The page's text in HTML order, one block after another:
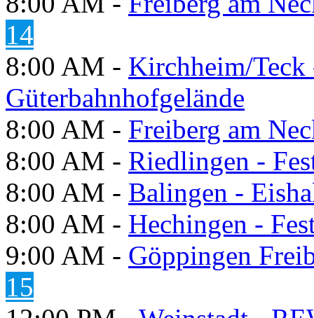
14
8:00 AM - Kirchheim/Teck
Güterbahnhofgelände
8:00 AM - Freiberg am
8:00 AM - Riedlingen -
8:00 AM - Balingen -
8:00 AM - Hechingen -
9:00 AM - Göppingen
15